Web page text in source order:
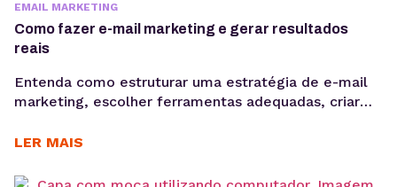
EMAIL MARKETING
Como fazer e-mail marketing e gerar resultados
reais
Entenda como estruturar uma estratégia de e-mail
marketing, escolher ferramentas adequadas, criar
métricas como taxa de abertura e CTR para evoluir
e-mail marketing continua sendo uma das
LER MAIS